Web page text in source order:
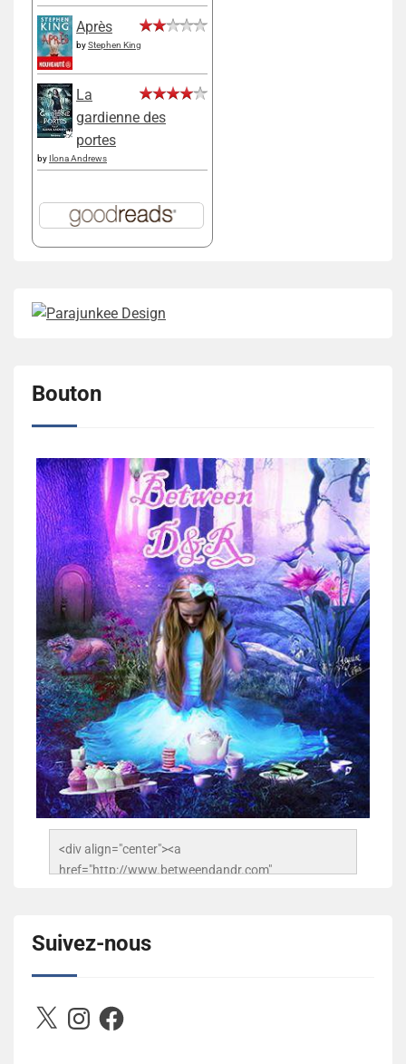
Après
byStephen King
La
gardienne des
portes
by Ilona Andrews
Bouton
<div align="center"><a
href="http://www.betweendandr.com"
503716673157532-2788222864243652657-n.jpg"
alt="Between D&R" style="border:none;" /></a>
</div>
Suivez-nous
X InstagramFacebook